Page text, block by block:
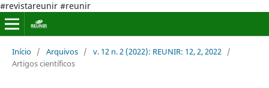
#revistareunir #reunir
Início / Arquivos / v. 12 n. 2 (2022): REUNIR: 12, 2, 2022 /
Artigos científicos